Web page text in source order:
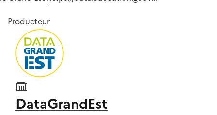
Producteur
DataGrandEst